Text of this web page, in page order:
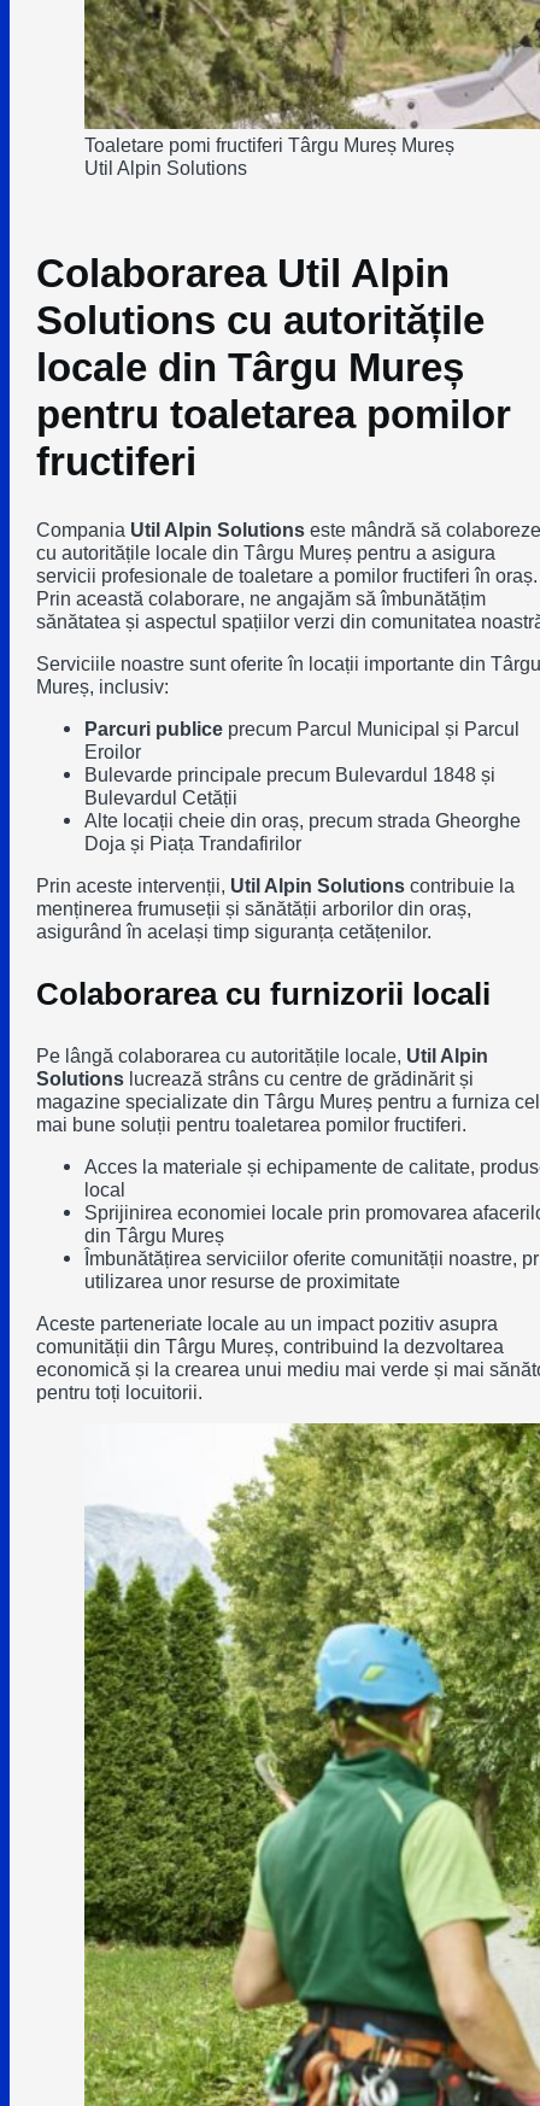
Toaletare pomi fructiferi Târgu Mureș Mureș
Util Alpin Solutions
Colaborarea Util Alpin
Solutions cu autoritățile
locale din Târgu Mureș
pentru toaletarea pomilor
fructiferi
Compania Util Alpin Solutionseste mândră să colaboreze
cu autoritățile locale din Târgu Mureș pentru a asigura
servicii profesionale de toaletare a pomilor fructiferi în oraș.
Prin această colaborare, ne angajăm să îmbunătățim
sănătatea și aspectul spațiilor verzi din comunitatea
Serviciile noastre sunt oferite în locații importante din Târgu
Mureș, inclusiv:
Parcuri publiceprecum Parcul Municipal și Parcul
Eroilor
Bulevarde principale precum Bulevardul 1848și
Bulevardul Cetății
Alte locații cheie din oraș, precum strada Gheorghe
Doja și Piața Trandafirilor
Prin aceste intervenții, Util Alpin Solutionscontribuie la
menținerea frumuseții și sănătății arborilor din oraș,
asigurând în același timp siguranța cetățenilor.
Colaborarea cu furnizorii locali
Pe lângă colaborarea cu autoritățile locale, Util Alpin
Solutionslucrează strâns cu centre de grădinăritși
magazine specializatedin Târgu Mureș pentru a furniza
mai bune soluții pentru toaletarea pomilor fructiferi.
Acces la materiale și echipamente de calitate,
local
Sprijinirea economiei locale prin promovarea
din Târgu Mureș
Îmbunătățirea serviciilor oferite comunității noastre,
utilizarea unor resurse de proximitate
Aceste parteneriate locale au un impact pozitiv asupra
comunității din Târgu Mureș, contribuind la dezvoltarea
economică și la crearea unui mediu mai verde și mai
pentru toți locuitorii.